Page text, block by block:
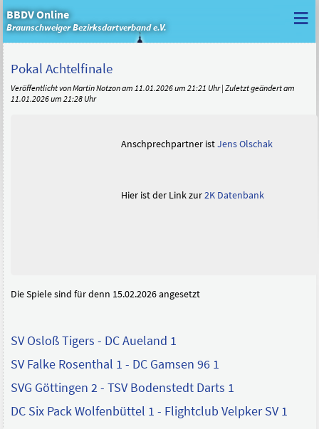
BBDV Online
Braunschweiger Bezirksdartverband e.V. ≡
Pokal Achtelfinale
Veröffentlicht von Martin Notzon am 11.01.2026 um 21:21 Uhr | Zuletzt geändert am
11.01.2026 um 21:28 Uhr
Anschprechpartner istJens Olschak
Hier ist der Link zur2K Datenbank
Die Spiele sind für denn 15.02.2026 angesetzt
SV Osloß Tigers - DC Aueland 1
SV Falke Rosenthal 1 - DC Gamsen 96 1
SVG Göttingen 2 - TSV Bodenstedt Darts 1
DC Six Pack Wolfenbüttel 1 - Flightclub Velpker SV 1